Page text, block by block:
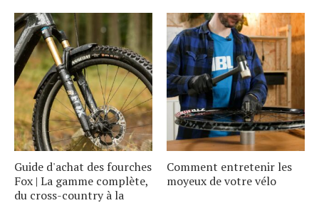
Guide d'achat des fourches
Fox | La gamme complète,
du cross-country à la
Comment entretenir les
moyeux de votre vélo